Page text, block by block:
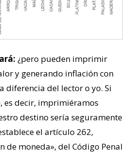
¿pero pueden imprimir
y generando inflación con
diferencia del lector o yo. Si
es decir, imprimiéramos
destino sería seguramente
el artículo 262,
de moneda», del Código Penal